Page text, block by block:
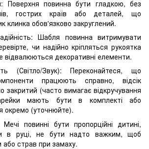
Поверхня повинна бути гладкою, без
гострих країв або деталей, що
клинка обов'язково закруглений.
Шабля повинна витримувати
чи надійно кріпляться рукоятка
відвалюються декоративні елементи.
(Світло/Звук): Переконайтеся, що
працюють справно, відсік
закритий (часто вимагає відкручування
мають бути в комплекті або
окремо (уточнюйте).
повинні бути пропорційні дитині,
в руці, не бути надто важким, щоб
або страв при замаху.